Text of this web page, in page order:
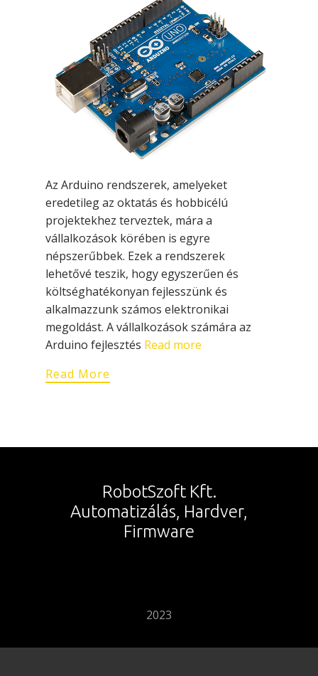
Az Arduino rendszerek, amelyeket
eredetileg az oktatás és hobbicélú
projektekhez terveztek, mára a
vállalkozások körében is egyre
népszerűbbek. Ezek a rendszerek
lehetővé teszik, hogy egyszerűen és
költséghatékonyan fejlesszünk és
alkalmazzunk számos elektronikai
megoldást. A vállalkozások számára az
Arduino fejlesztés Read more
Read More
RobotSzoft Kft.
Automatizálás, Hardver,
Firmware
2023